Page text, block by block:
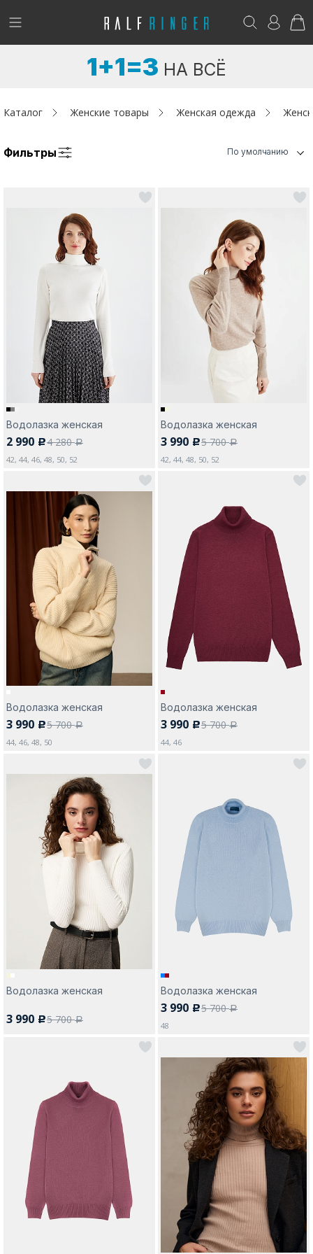
!
Женщинам
Адреса магазинов
Да, все верно Изменить город
О компании
Покупателям
Возникли вопросы? - club@ralf.ru
1+1=3 НА ВСЁ
Каталог Женские товары Женская одежда
Фильтры По умолчанию
Водолазка женская
2 990 c4 280a
42, 44, 46, 48, 50, 52
Водолазка женская
3 990 c5 700a
42, 44, 48, 50, 52
Водолазка женская
3 990 c5 700a
44, 46, 48, 50
Водолазка женская
3 990 c5 700a
44, 46
Водолазка женская
3 990 c5 700a
Водолазка женская
3 990 c5 700a
48